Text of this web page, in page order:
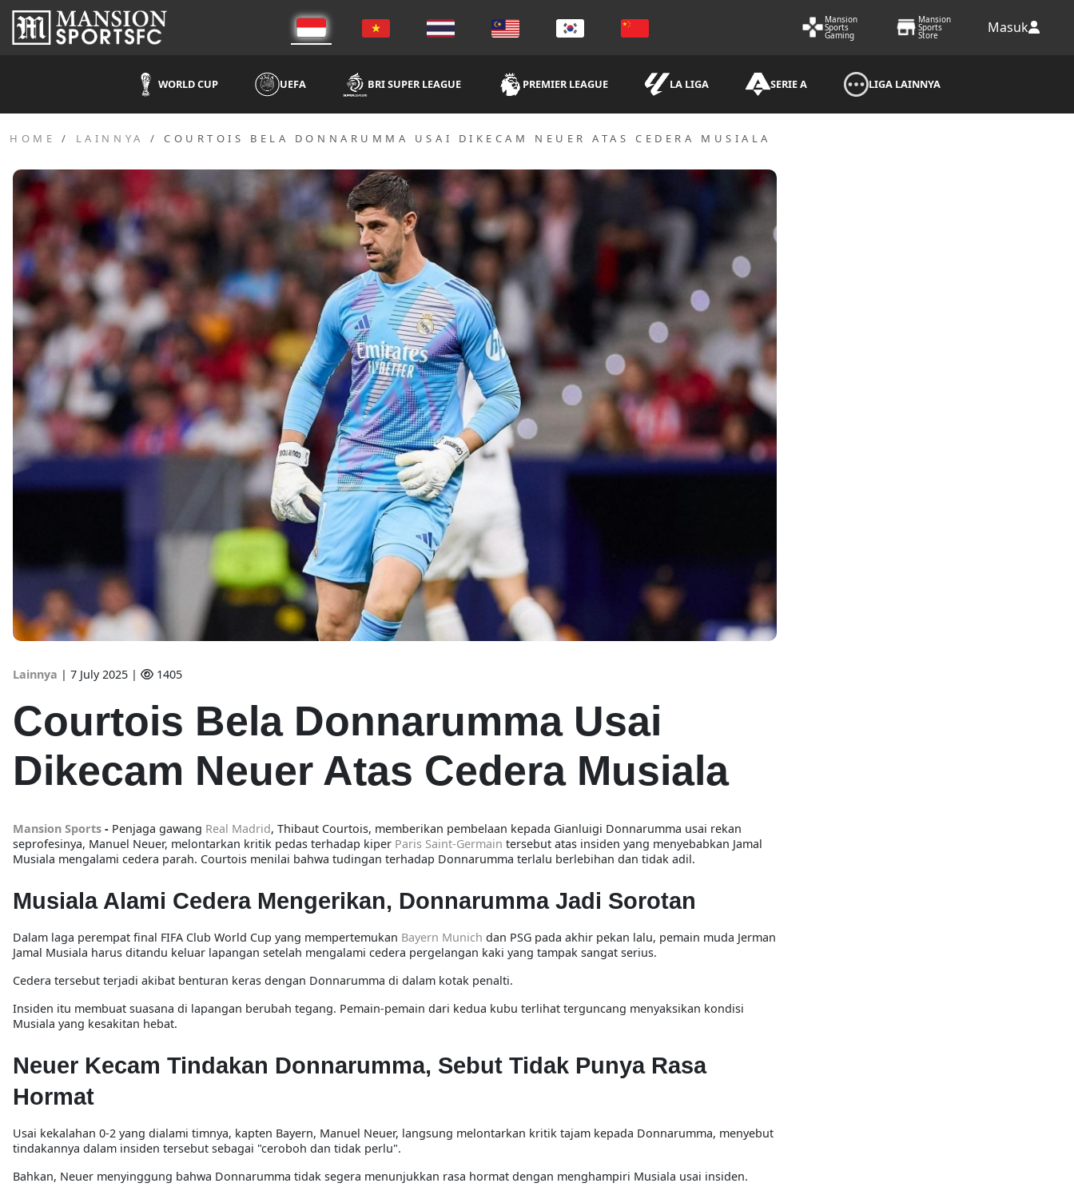
Mansion
Sports
Gaming
Mansion
Sports
Store Masuk
WORLD CUP UEFA BRI SUPER LEAGUE PREMIER LEAGUE LA LIGA SERIE A LIGA LAINNYA
HOME LAINNYA COURTOIS BELA DONNARUMMA USAI DIKECAM NEUER ATAS CEDERA MUSIALA
Lainnya | 7 July 2025 | 1405
Courtois Bela Donnarumma Usai
Dikecam Neuer Atas Cedera Musiala
Mansion Sports - Penjaga gawang Real Madrid, Thibaut Courtois, memberikan pembelaan kepada Gianluigi Donnarumma usai rekan
seprofesinya, Manuel Neuer, melontarkan kritik pedas terhadap kiper Paris Saint-Germain tersebut atas insiden yang menyebabkan Jamal
Musiala mengalami cedera parah. Courtois menilai bahwa tudingan terhadap Donnarumma terlalu berlebihan dan tidak adil.
Musiala Alami Cedera Mengerikan, Donnarumma Jadi Sorotan
Dalam laga perempat final FIFA Club World Cup yang mempertemukan Bayern Munich dan PSG pada akhir pekan lalu, pemain muda Jerman
Jamal Musiala harus ditandu keluar lapangan setelah mengalami cedera pergelangan kaki yang tampak sangat serius.
Cedera tersebut terjadi akibat benturan keras dengan Donnarumma di dalam kotak penalti.
Insiden itu membuat suasana di lapangan berubah tegang. Pemain-pemain dari kedua kubu terlihat terguncang menyaksikan kondisi
Musiala yang kesakitan hebat.
Neuer Kecam Tindakan Donnarumma, Sebut Tidak Punya Rasa
Hormat
Usai kekalahan 0-2 yang dialami timnya, kapten Bayern, Manuel Neuer, langsung melontarkan kritik tajam kepada Donnarumma, menyebut
tindakannya dalam insiden tersebut sebagai "ceroboh dan tidak perlu".
Bahkan, Neuer menyinggung bahwa Donnarumma tidak segera menunjukkan rasa hormat dengan menghampiri Musiala usai insiden.